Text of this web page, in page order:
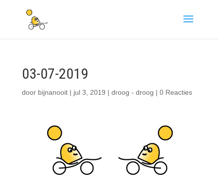
03-07-2019
door bijnanooit| jul 3, 2019 | droog - droog | 0 Reacties